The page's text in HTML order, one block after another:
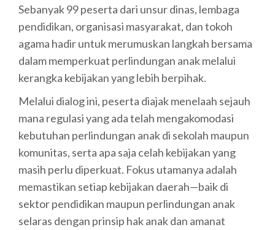
Sebanyak 99 peserta dari unsur dinas, lembaga
pendidikan, organisasi masyarakat, dan tokoh
agama hadir untuk merumuskan langkah bersama
dalam memperkuat perlindungan anak melalui
kerangka kebijakan yang lebih berpihak.
Melalui dialog ini, peserta diajak menelaah sejauh
mana regulasi yang ada telah mengakomodasi
kebutuhan perlindungan anak di sekolah maupun
komunitas, serta apa saja celah kebijakan yang
masih perlu diperkuat. Fokus utamanya adalah
memastikan setiap kebijakan daerah—baik di
sektor pendidikan maupun perlindungan anak
selaras dengan prinsip hak anak dan amanat